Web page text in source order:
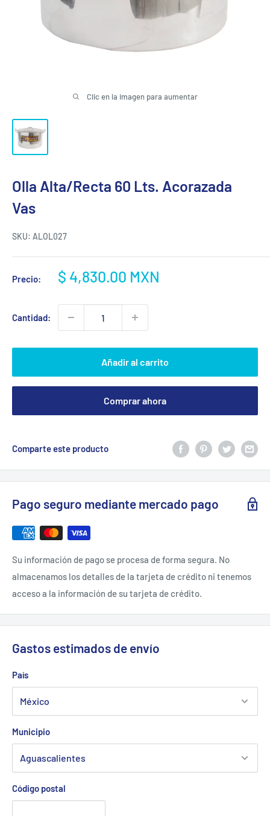
Clic en la imagen para aumentar
Olla Alta/Recta 60 Lts. Acorazada
Vas
SKU: ALOL027
Precio:
Precio
venta
$ 4,830.00 MXN
Cantidad:
Añadir al carrito
Comprar ahora
Comparte este producto
Pago seguro mediante mercado pago
Su información de pago se procesa de forma segura. No
almacenamos los detalles de la tarjeta de crédito ni tenemos
acceso a la información de su tarjeta de crédito.
Gastos estimados de envío
País
Municipio
Código postal